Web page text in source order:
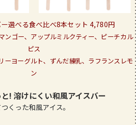
選べる食べ比べ8本セット 4,780円
ンゴー、アップルミルクティー、ピーチカル
ピス
ーヨーグルト、ずんだ練乳、ラフランスレモ
ン
! 溶けにくい和風アイスバー
くった和風アイス。